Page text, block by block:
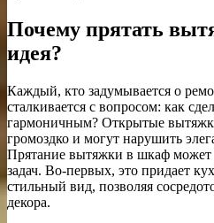
Почему прятать
идея?
Каждый, кто задумывается о
сталкивается с вопросом: как
гармоничным? Открытые
громоздко и могут нарушить
Прятание вытяжки в шкаф может
задач. Во-первых, это придает
стильный вид, позволяя
декора.